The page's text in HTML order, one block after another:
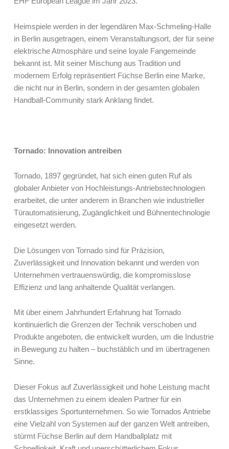
Heimspiele werden in der legendären Max-Schmeling-Halle
in Berlin ausgetragen, einem Veranstaltungsort, der für seine
elektrische Atmosphäre und seine loyale Fangemeinde
bekannt ist. Mit seiner Mischung aus Tradition und
modernem Erfolg repräsentiert Füchse Berlin eine Marke,
die nicht nur in Berlin, sondern in der gesamten globalen
Handball-Community stark Anklang findet.
Tornado: Innovation antreiben
Tornado, 1897 gegründet, hat sich einen guten Ruf als
globaler Anbieter von Hochleistungs-Antriebstechnologien
erarbeitet, die unter anderem in Branchen wie industrieller
Türautomatisierung, Zugänglichkeit und Bühnentechnologie
eingesetzt werden.
Die Lösungen von Tornado sind für Präzision,
Zuverlässigkeit und Innovation bekannt und werden von
Unternehmen vertrauenswürdig, die kompromisslose
Effizienz und lang anhaltende Qualität verlangen.
Mit über einem Jahrhundert Erfahrung hat Tornado
kontinuierlich die Grenzen der Technik verschoben und
Produkte angeboten, die entwickelt wurden, um die Industrie
in Bewegung zu halten – buchstäblich und im übertragenen
Sinne.
Dieser Fokus auf Zuverlässigkeit und hohe Leistung macht
das Unternehmen zu einem idealen Partner für ein
erstklassiges Sportunternehmen. So wie Tornados Antriebe
eine Vielzahl von Systemen auf der ganzen Welt antreiben,
stürmt Füchse Berlin auf dem Handballplatz mit